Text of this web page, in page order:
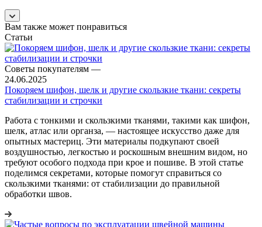
Вам также может понравиться
Статьи
Советы покупателям —
24.06.2025
Покоряем шифон, шелк и другие скользкие ткани: секреты
стабилизации и строчки
Работа с тонкими и скользкими тканями, такими как шифон,
шелк, атлас или органза, — настоящее искусство даже для
опытных мастериц. Эти материалы подкупают своей
воздушностью, легкостью и роскошным внешним видом, но
требуют особого подхода при крое и пошиве. В этой статье
поделимся секретами, которые помогут справиться со
скользкими тканями: от стабилизации до правильной
обработки швов.